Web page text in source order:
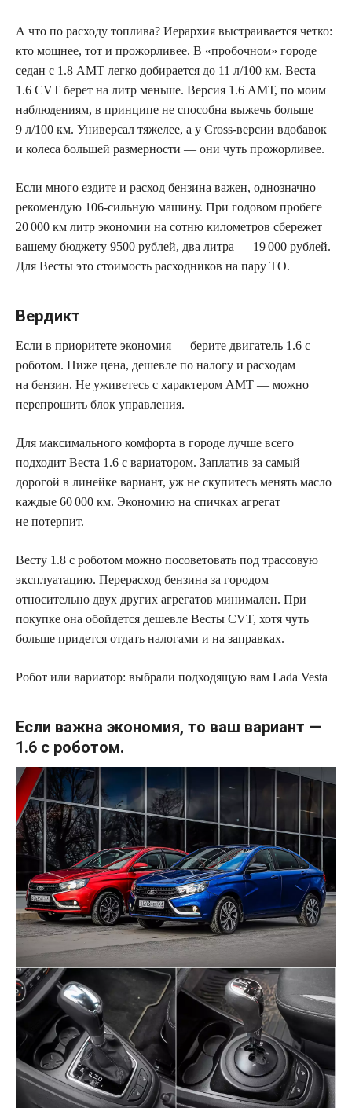
А что по расходу топлива? Иерархия выстраивается четко:
кто мощнее, тот и прожорливее. В «пробочном» городе
седан с 1.8 АМТ легко добирается до 11 л/100 км. Веста
1.6 CVT берет на литр меньше. Версия 1.6 АМТ, по моим
наблюдениям, в принципе не способна выжечь больше
9 л/100 км. Универсал тяжелее, а у Cross-версии вдобавок
и колеса большей размерности — они чуть прожорливее.
Если много ездите и расход бензина важен, однозначно
рекомендую 106‑сильную машину. При годовом пробеге
20 000 км литр экономии на сотню километров сбережет
вашему бюджету 9500 рублей, два литра — 19 000 рублей.
Для Весты это ­стоимость расходников на пару ТО.
Вердикт
Если в приоритете экономия — берите двигатель 1.6 с
роботом. Ниже цена, дешевле по налогу и расходам
на бензин. Не уживетесь с характером АМТ — можно
перепрошить блок управления.
Для максимального комфорта в городе лучше всего
подходит Веста 1.6 с вариатором. Заплатив за самый
дорогой в линейке вариант, уж не скупитесь менять масло
каждые 60 000 км. Экономию на спичках агрегат
не потерпит.
Весту 1.8 с роботом можно посоветовать под трассовую
эксплуатацию. Перерасход бензина за городом
относительно двух других агрегатов минимален. При
покупке она обойдется дешевле Весты CVT, хотя чуть
больше придется отдать налогами и на заправках.
Робот или вариатор: выбрали подходящую вам Lada Vesta
Если важна экономия, то ваш вариант —
1.6 с роботом.